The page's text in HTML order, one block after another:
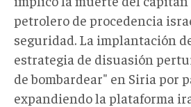
petrolero de procedencia
seguridad. La implantación
estrategia de disuasión
de bombardear" en Siria por
expandiendo la plataforma